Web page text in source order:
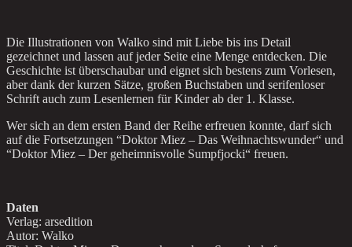
Die Illustrationen von Walko sind mit Liebe bis ins Detail
gezeichnet und lassen auf jeder Seite eine Menge entdecken. Die
Geschichte ist überschaubar und eignet sich bestens zum Vorlesen,
aber dank der kurzen Sätze, großen Buchstaben und serifenloser
Schrift auch zum Lesenlernen für Kinder ab der 1. Klasse.
Wer sich an dem ersten Band der Reihe erfreuen konnte, darf sich
auf die Fortsetzungen “Doktor Miez – Das Weihnachtswunder“ und
“Doktor Miez – Der geheimnisvolle Sumpfjocki“ freuen.
Daten
Verlag: arsedition
Autor: Walko